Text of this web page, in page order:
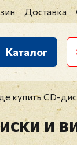
Доставка
Каталог
купить CD-
и